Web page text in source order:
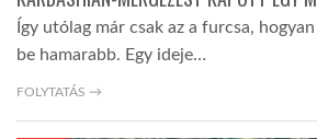
Így utólag már csak az a furcsa,
be hamarabb. Egy ideje…
FOLYTATÁS →